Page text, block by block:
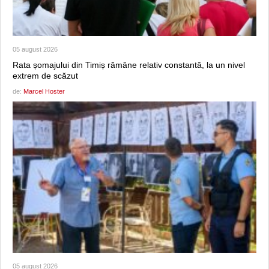
05 august 2026
Rata șomajului din Timiș rămâne relativ constantă, la un nivel
extrem de scăzut
de: Marcel Hoster
05 august 2026